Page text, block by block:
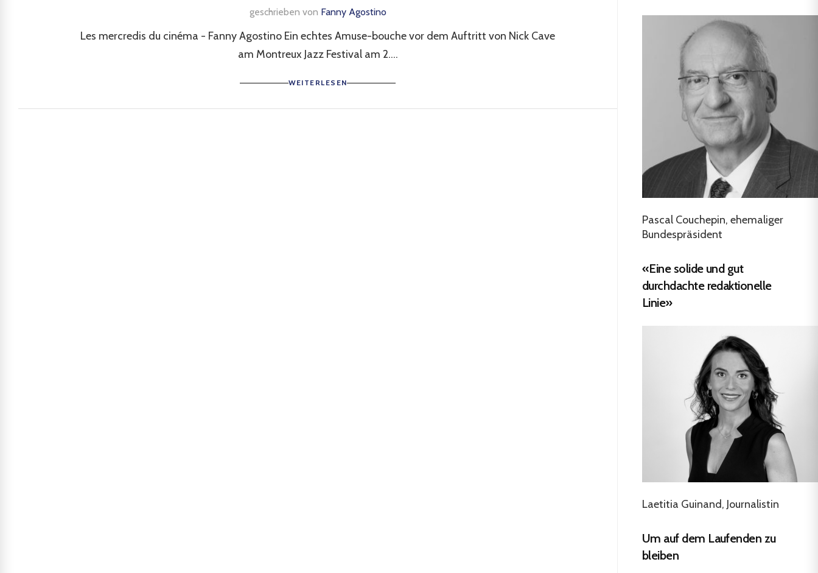
geschrieben von Fanny Agostino
Les mercredis du cinéma - Fanny Agostino Ein echtes Amuse-bouche vor dem Auftritt von Nick Cave
am Montreux Jazz Festival am 2....
WEITERLESEN
Pascal Couchepin, ehemaliger
Bundespräsident
«Eine solide und gut
durchdachte redaktionelle
Linie»
Laetitia Guinand, Journalistin
Um auf dem Laufenden zu
bleiben